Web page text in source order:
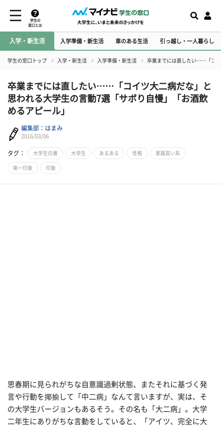
学生の
窓口とは
入学・新生活 入学準備・新生活 車のある生活 引っ越し・一人暮らし
学生の窓口トップ 入学・新生活 入学準備・新生活 卒業までには直したい……「コイ
卒業までには直したい……「コイツ大二病だな」と
思われる大学生の言動7選「サボり自慢」「お酒飲
めるアピール」
編集部：はまみ
2016/03/06
タグ： 大学生白書 大学生 あるある 性格 意識高い系
第一印象 印象
思春期に見られがちな自意識過剰状態、またそれに基づく発
言や行動を揶揄して「中二病」なんて言いますが、実は、そ
の大学生バージョンもあるそう。その名も「大二病」。大学
二年生にありがちな言動をしていると、「アイツ、完全に大